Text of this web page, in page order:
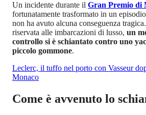
Un incidente durante il Gran Premio di
fortunatamente trasformato in un
non ha avuto alcuna conseguenza
riservata alle imbarcazioni di lusso, un
controllo si è schiantato contro uno
piccolo gommone.
Leclerc, il tuffo nel porto con Vasseur
Monaco
Come è avvenuto lo